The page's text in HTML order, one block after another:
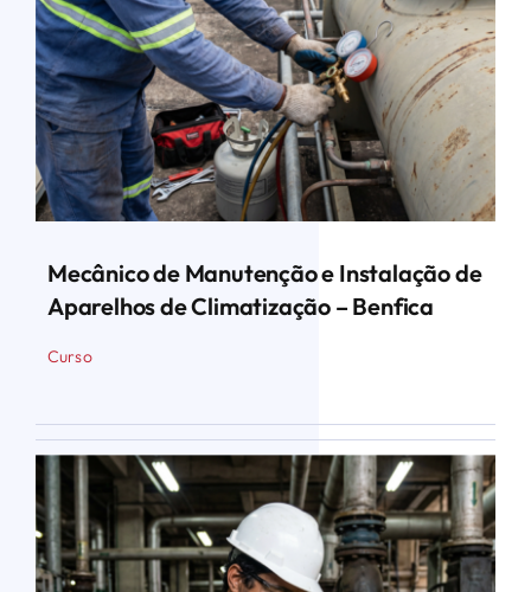
Mecânico de Manutenção e Instalação de
Aparelhos de Climatização – Benfica
Curso